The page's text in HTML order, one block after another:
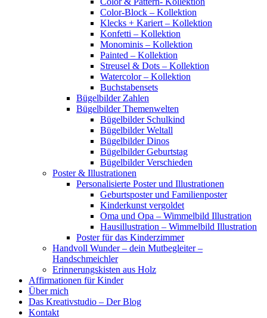
Color-Block – Kollektion
Klecks + Kariert – Kollektion
Konfetti – Kollektion
Monominis – Kollektion
Painted – Kollektion
Streusel & Dots – Kollektion
Watercolor – Kollektion
Buchstabensets
Bügelbilder Zahlen
Bügelbilder Themenwelten
Bügelbilder Schulkind
Bügelbilder Weltall
Bügelbilder Dinos
Bügelbilder Geburtstag
Bügelbilder Verschieden
Poster & Illustrationen
Personalisierte Poster und Illustrationen
Geburtsposter und Familienposter
Kinderkunst vergoldet
Oma und Opa – Wimmelbild Illustration
Hausillustration – Wimmelbild Illustration
Poster für das Kinderzimmer
Handvoll Wunder – dein Mutbegleiter –
Handschmeichler
Erinnerungskisten aus Holz
Affirmationen für Kinder
Über mich
Das Kreativstudio – Der Blog
Kontakt